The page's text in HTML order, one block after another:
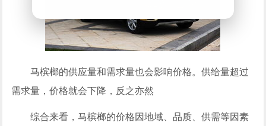
马槟榔的供应量和需求量也会影响价格。供给量超过
需求量，价格就会下降，反之亦然
综合来看，马槟榔的价格因地域、品质、供需等因素